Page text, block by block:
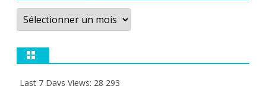
Archives
Last 7 Days Views: 28 293